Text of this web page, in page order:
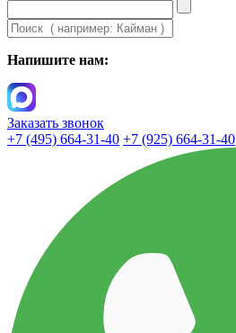
Напишите нам:
Заказать звонок
+7 (495) 664-31-40 +7 (925) 664-31-40